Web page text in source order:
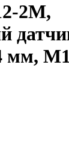
2M,
мм,